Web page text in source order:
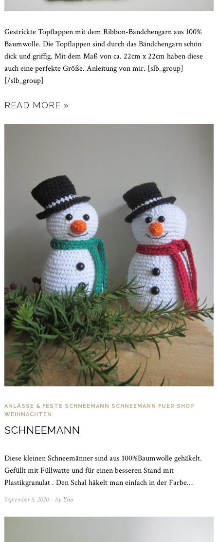
Gestrickte Topflappen mit dem Ribbon-Bändchengarn aus 100%
Baumwolle. Die Topflappen sind durch das Bändchengarn schön
dick und griffig. Mit dem Maß von ca. 22cm x 22cm haben diese
auch eine perfekte Größe. Anleitung von mir. [slb_group]
[/slb_group]
READ MORE »
ANLÄSSE & FESTE SCHNEEMANN SCHNEEMANN FUER SHOP
WEIHNACHTEN
SCHNEEMANN
Diese kleinen Schneemänner sind aus 100%Baumwolle gehäkelt.
Gefüllt mit Füllwatte und für einen besseren Stand mit
Plastikgranulat . Den Schal häkelt man einfach in der Farbe…
September 5, 2020November
by Yno